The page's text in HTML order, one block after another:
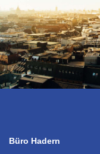
Büro Hadern